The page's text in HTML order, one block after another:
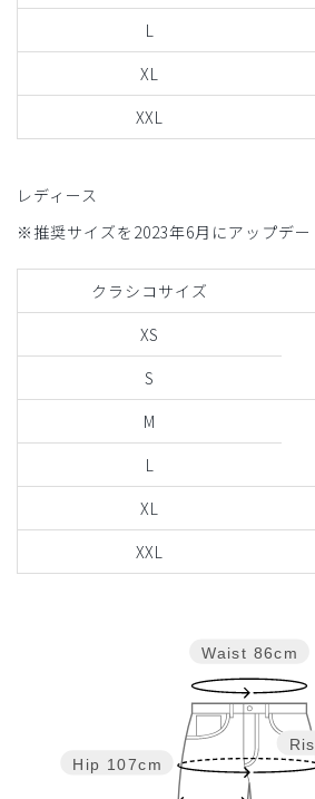
L
XL
XXL
レディース
※推奨サイズを2023年6月にアップデー
クラシコサイズ
XS
S
M
L
XL
XXL
Hip 107cm
Waist 86cm